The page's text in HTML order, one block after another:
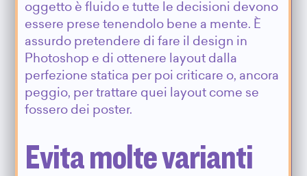
oggetto è fluido e tutte le decisioni devono
essere prese tenendolo bene a mente. È
assurdo pretendere di fare il design in
Photoshop e di ottenere layout dalla
perfezione statica per poi criticare o, ancora
peggio, per trattare quei layout come se
fossero dei poster.
Evita molte varianti